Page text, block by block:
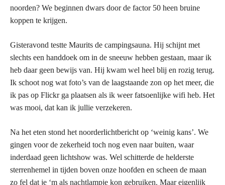
noorden? We beginnen dwars door de factor 50 heen bruine
koppen te krijgen.
Gisteravond testte Maurits de campingsauna. Hij schijnt met
slechts een handdoek om in de sneeuw hebben gestaan, maar ik
heb daar geen bewijs van. Hij kwam wel heel blij en rozig terug.
Ik schoot nog wat foto’s van de laagstaande zon op het meer, die
ik pas op Flickr ga plaatsen als ik weer fatsoenlijke wifi heb. Het
was mooi, dat kan ik jullie verzekeren.
Na het eten stond het noorderlichtbericht op ‘weinig kans’. We
gingen voor de zekerheid toch nog even naar buiten, waar
inderdaad geen lichtshow was. Wel schitterde de helderste
sterrenhemel in tijden boven onze hoofden en scheen de maan
zo fel dat je ‘m als nachtlampje kon gebruiken. Maar eigenlijk